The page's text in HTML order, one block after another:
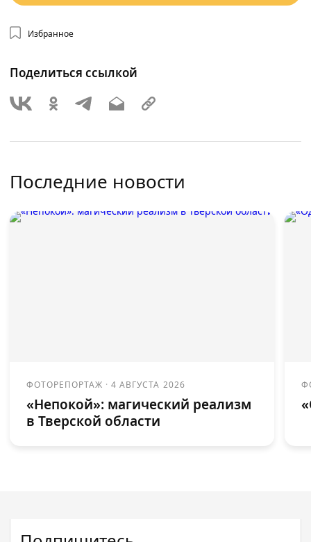
Избранное
Поделиться ссылкой
Последние новости
ФОТОРЕПОРТАЖ ·4 АВГУСТА 2026
«Непокой»: магический реализм
в Тверской области